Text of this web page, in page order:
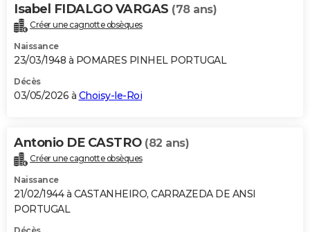
Isabel FIDALGO VARGAS (78 ans)
Créer une cagnotte obsèques
Naissance
23/03/1948 à POMARES PINHEL PORTUGAL
Décès
03/05/2026 à Choisy-le-Roi
Antonio DE CASTRO (82 ans)
Créer une cagnotte obsèques
Naissance
21/02/1944 à CASTANHEIRO, CARRAZEDA DE ANSI
PORTUGAL
Décès